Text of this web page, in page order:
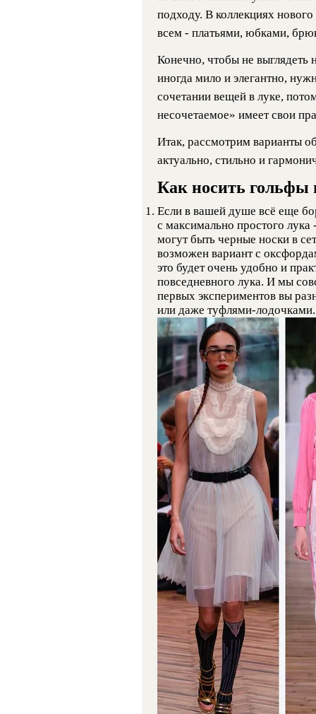
подходу. В коллекциях
всем - платьями, юбками,
Конечно, чтобы не выглядеть
иногда мило и элегантно,
сочетании вещей в луке,
несочетаемое» имеет свои
Итак, рассмотрим варианты
актуально, стильно и
Как носить гольфы
Если в вашей душе всё еще
с максимально простого
могут быть черные носки в
возможен вариант с
это будет очень удобно и
повседневного лука. И мы
первых экспериментов вы
или даже туфлями-лодочками.